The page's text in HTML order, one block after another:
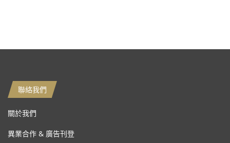
聯絡我們
關於我們
異業合作 & 廣告刊登